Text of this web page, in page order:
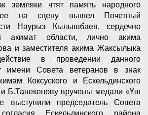
земляки чтят память народного
на сцену вышел Почетный
Наурыз Кылышбаев, сердечно
акимат области, лично акима
и заместителя акима Жаксылыка
в проведении данного
имени Совета ветеранов в знак
Коксуского и Ескельдинского
Б.Танекенову вручены медали «Үш
выступили председатель Совета